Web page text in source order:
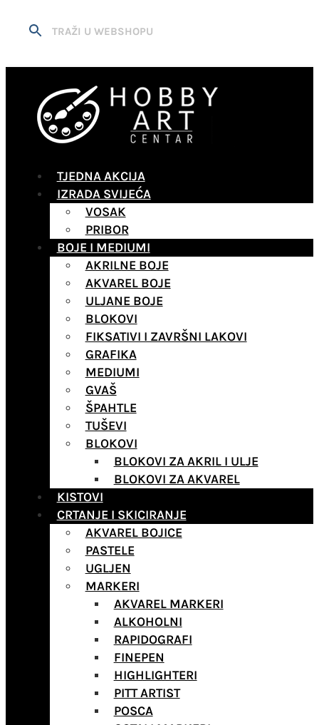
TJEDNA AKCIJA
IZRADA SVIJEĆA
VOSAK
PRIBOR
BOJE I MEDIUMI
AKRILNE BOJE
AKVAREL BOJE
ULJANE BOJE
BLOKOVI
FIKSATIVI I ZAVRŠNI LAKOVI
GRAFIKA
MEDIUMI
GVAŠ
ŠPAHTLE
TUŠEVI
BLOKOVI
BLOKOVI ZA AKRIL I ULJE
BLOKOVI ZA AKVAREL
KISTOVI
CRTANJE I SKICIRANJE
AKVAREL BOJICE
PASTELE
UGLJEN
MARKERI
AKVAREL MARKERI
ALKOHOLNI
RAPIDOGRAFI
FINEPEN
HIGHLIGHTERI
PITT ARTIST
POSCA